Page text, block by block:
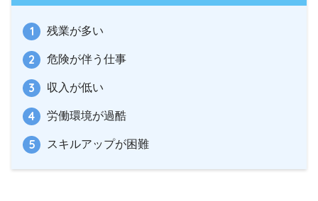
残業が多い
危険が伴う仕事
収入が低い
労働環境が過酷
スキルアップが困難